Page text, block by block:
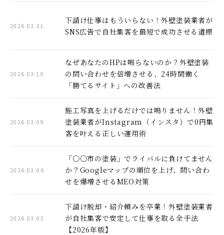
2026.03.21
下請け仕事はもういらない！外壁塗装業者が
SNS広告で自社集客を最短で成功させる道標
2026.03.10
なぜあなたのHPは鳴らないのか？外壁塗装
の問い合わせを倍増させる、24時間働く
「勝てるサイト」への改善法
2026.03.09
施工写真を上げるだけでは鳴りません！外壁
塗装業者がInstagram（インスタ）で0円集
客を叶える正しい運用術
2026.03.06
「〇〇市の塗装」でライバルに負けてません
か？Googleマップの順位を上げ、問い合わ
せを爆増させるMEO対策
2026.03.05
下請け脱却・紹介頼みを卒業！外壁塗装業者
が自社集客で安定して仕事を取る全手法
【2026年版】